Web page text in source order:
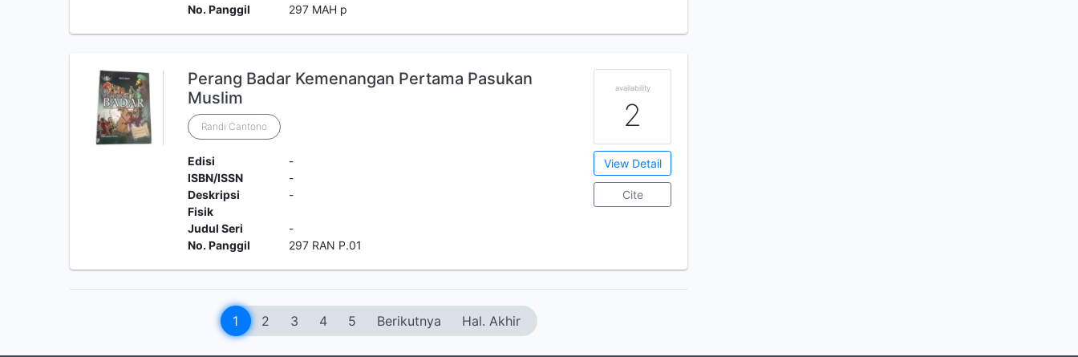
No. Panggil
297 MAH p
Perang Badar Kemenangan Pertama Pasukan
Muslim
Randi Cantono
Edisi
-
ISBN/ISSN
-
Deskripsi
Fisik
-
Judul Seri
-
No. Panggil
297 RAN P.01
availability
2
View Detail
Cite
1 2 3 4 5 Berikutnya Hal. Akhir